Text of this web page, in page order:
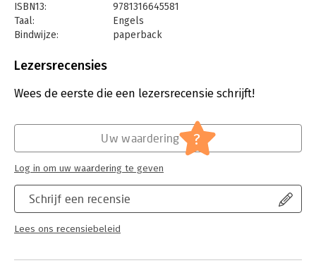
Class Audio CDs containing the recordings for the listening
exercises are available separately.
ISBN13:
9781316645581
Taal:
Engels
Bindwijze:
paperback
Uitgever:
Lezersrecensies
Wees de eerste die een lezersrecensie schrijft!
Schrijf een recensie
Lees ons recensiebeleid
Uw waardering ?
Log in om uw waardering te geven